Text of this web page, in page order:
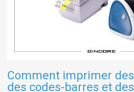
Comment imprimer
des codes-barres et